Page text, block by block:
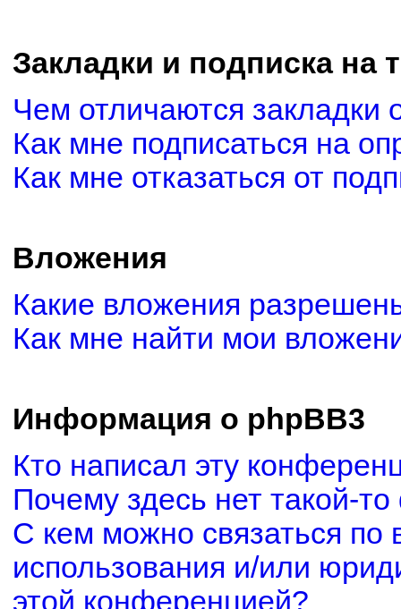
Закладки и подписка на
Чем отличаются закладки
Как мне подписаться на
Как мне отказаться от
Вложения
Какие вложения
Как мне найти мои
Информация о phpBB3
Кто написал эту
Почему здесь нет такой-
С кем можно связаться по
использования и/или
этой конференцией?